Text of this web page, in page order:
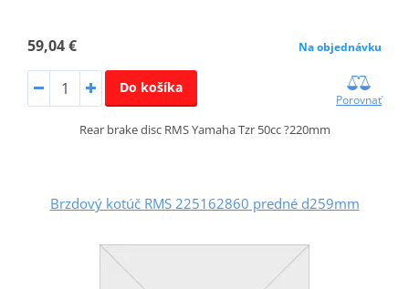
59,04 € Na objednávku
Do košíka
Porovnať
Rear brake disc RMS Yamaha Tzr 50cc ?220mm
Brzdový kotúč RMS 225162860 predné d259mm